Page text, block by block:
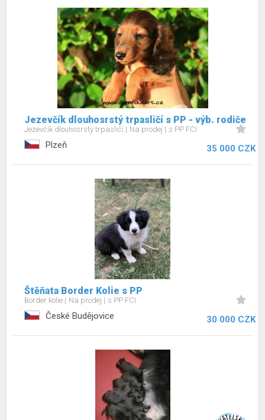
Jezevčík dlouhosrstý trpasličí s PP - výb. rodiče
Jezevčík dlouhosrstý trpasličí Na prodej s PP FCI
Plzeň 35 000 CZK
Štěňata Border Kolie s PP
Border kolie Na prodej s PP FCI
České Budějovice 30 000 CZK